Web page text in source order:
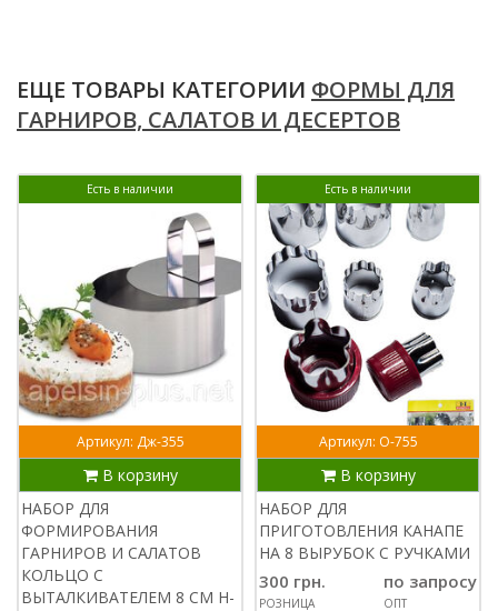
ЕЩЕ ТОВАРЫ КАТЕГОРИИ ФОРМЫ ДЛЯ
ГАРНИРОВ, САЛАТОВ И ДЕСЕРТОВ
Есть в наличии
Артикул: Дж-355
В корзину
НАБОР ДЛЯ
ФОРМИРОВАНИЯ
ГАРНИРОВ И САЛАТОВ
КОЛЬЦО С
ВЫТАЛКИВАТЕЛЕМ 8 СМ H-
Есть в наличии
Артикул: О-755
В корзину
НАБОР ДЛЯ
ПРИГОТОВЛЕНИЯ КАНАПЕ
НА 8 ВЫРУБОК С РУЧКАМИ
300 грн.
РОЗНИЦА
по запросу
ОПТ